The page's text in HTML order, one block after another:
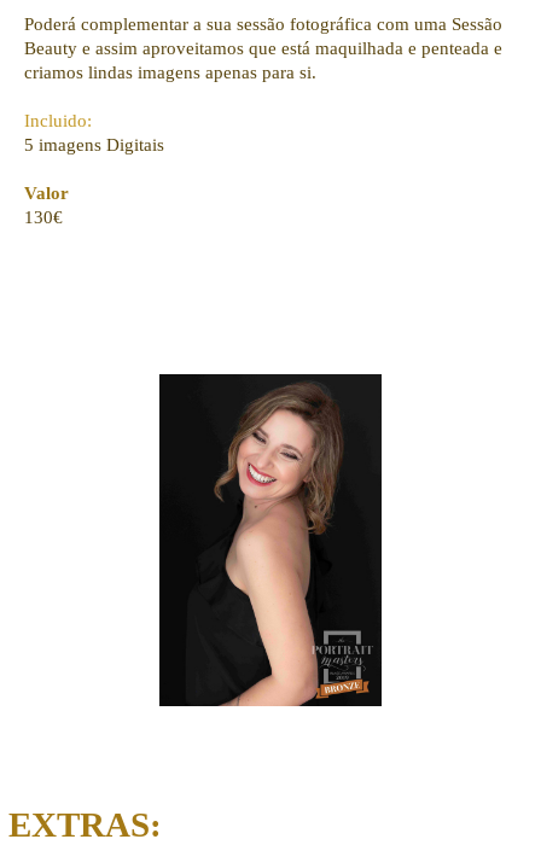
Poderá complementar a sua sessão fotográfica com uma Sessão
Beauty e assim aproveitamos que está maquilhada e penteada e
criamos lindas imagens apenas para si.
Incluido:
5 imagens Digitais
Valor
130€
EXTRAS: